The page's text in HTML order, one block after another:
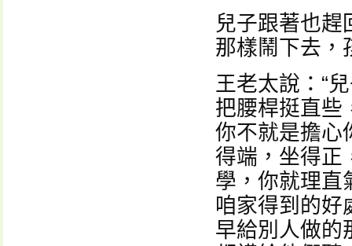
兒子跟著也趕
那樣鬧下去，
王老太說：“
把腰桿挺直些
你不就是擔心
得端，坐得正
學，你就理直
咱家得到的好
早給別人做的